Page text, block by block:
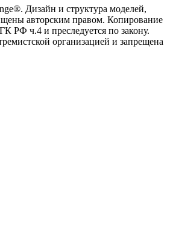
Дизайн и структура моделей,
авторским правом. Копирование
РФ ч.4 и преследуется по закону.
организацией и запрещена